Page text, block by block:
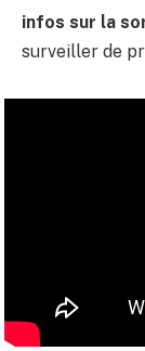
infos sur la
surveiller de